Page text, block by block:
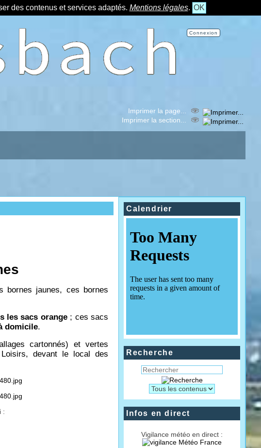
des contenus et services adaptés. Mentions légales. OK
Imprimer la page...
Imprimer la section...
Connexion
bornes jaunes, ces bornes
les sacs orange ; ces sacs
domicile.
cartonnés) et vertes
devant le local des
:
Calendrier
Recherche
Infos en direct
Vigilance météo en direct :